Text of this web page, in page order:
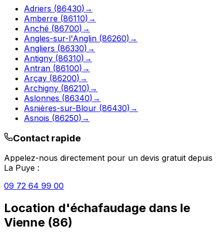
Adriers (86430) →
Amberre (86110) →
Anché (86700) →
Angles-sur-l'Anglin (86260) →
Angliers (86330) →
Antigny (86310) →
Antran (86100) →
Arçay (86200) →
Archigny (86210) →
Aslonnes (86340) →
Asnières-sur-Blour (86430) →
Asnois (86250) →
Contact rapide
Appelez-nous directement pour un devis gratuit depuis
La Puye :
09 72 64 99 00
Location d'échafaudage dans le
Vienne (86)